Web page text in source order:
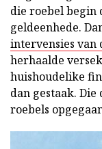
die roebel begin
geldeenhede.
intervensies van
herhaalde
huishoudelike
dan gestaak.
roebels